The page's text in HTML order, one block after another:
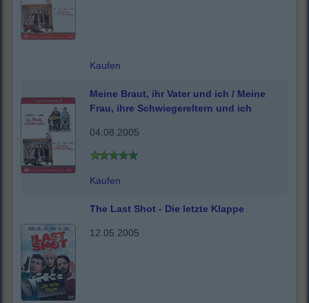
Kaufen
Meine Braut, ihr Vater und ich / Meine
Frau, ihre Schwiegereltern und ich
04.08.2005
Kaufen
The Last Shot - Die letzte Klappe
12.05.2005